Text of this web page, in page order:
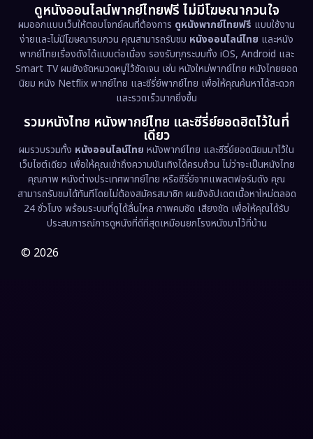
Emotional (61)
Epic มหากาพย์ (221)
Erotic (36)
Family ครอบครัว (369)
Fantasy จินตนาการ (331)
Fiction (9)
Film (57)
Gothic
ดูหนังออนไลน์พากย์ไทยฟรี ไม่มีโฆษณากวนใจ
ผมออกแบบเว็บให้ตอบโจทย์คนที่ต้องการ ดูหนังพากย์ไทยฟรี แบบใช้งาน
ง่ายและไม่มีโฆษณารบกวน คุณสามารถรับชม หนังออนไลน์ไทย และหนัง
พากย์ไทยเรื่องดังได้แบบต่อเนื่อง รองรับทุกระบบทั้ง iOS, Android และ
Smart TV ผมยังจัดหมวดหมู่ไว้ชัดเจน เช่น หนังใหม่พากย์ไทย หนังไทยยอด
นิยม หนัง Netflix พากย์ไทย และซีรี่ย์พากย์ไทย เพื่อให้คุณค้นหาได้สะดวก
และรวดเร็วมากยิ่งขึ้น
รวมหนังไทย หนังพากย์ไทย และซีรี่ย์ยอดฮิตไว้ในที่
เดียว
ผมรวบรวมทั้ง หนังออนไลน์ไทย หนังพากย์ไทย และซีรี่ย์ยอดนิยมมาไว้ใน
เว็บไซต์เดียว เพื่อให้คุณเข้าถึงความบันเทิงได้ครบถ้วน ไม่ว่าจะเป็นหนังไทย
คุณภาพ หนังต่างประเทศพากย์ไทย หรือซีรี่ย์จากแพลตฟอร์มดัง คุณ
สามารถรับชมได้ทันทีโดยไม่ต้องสมัครสมาชิก ผมยังอัปเดตเนื้อหาใหม่ตลอด
24 ชั่วโมง พร้อมระบบที่ดูได้ลื่นไหล ภาพคมชัด เสียงชัด เพื่อให้คุณได้รับ
ประสบการณ์การดูหนังที่ดีที่สุดเหมือนยกโรงหนังมาไว้ที่บ้าน
© 2026